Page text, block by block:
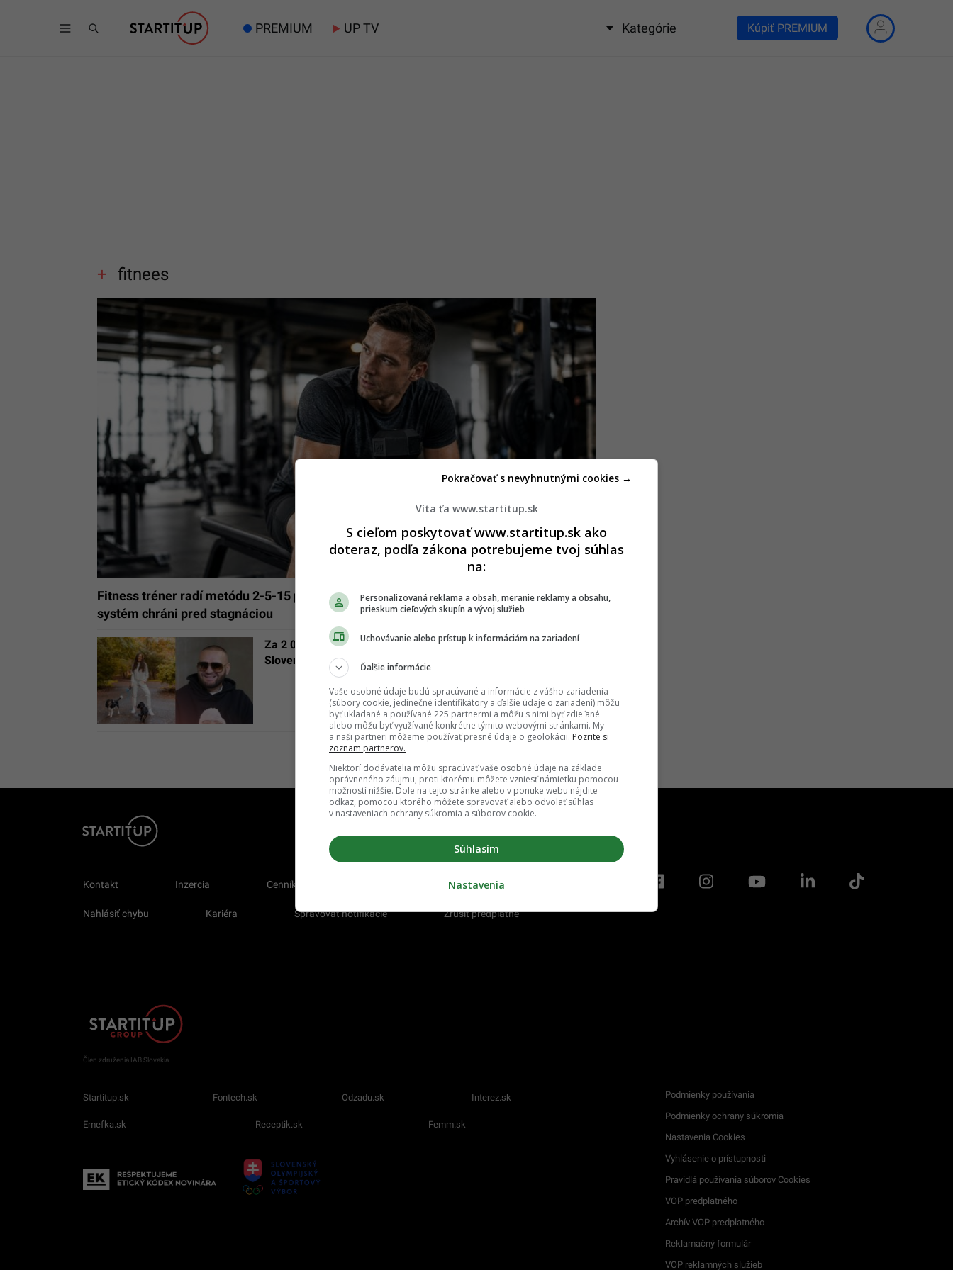
PREMIUM UP TV Kategórie Kúpiť PREMIUM
fitnees
Fitness tréner radí metódu 2-5-15 pre viac svalov a lepšiu kondíciu. Jednoduchý
systém chráni pred stagnáciou
Za 2 000 eur mesačne môžeš koordinovať influencerov.
Slovenská firma hľadá človeka na výnimočnú pracovnú pozíciu
Kontakt Inzercia Cenník Redakcia
Nahlásiť chybu Kariéra Spravovať notifikácie Zrušiť predplatné
Člen združenia IAB Slovakia
Startitup.sk Fontech.sk Odzadu.sk Interez.sk
Emefka.sk Receptik.sk Femm.sk
Podmienky používania
Podmienky ochrany súkromia
Nastavenia Cookies
Vyhlásenie o prístupnosti
Pravidlá používania súborov Cookies
VOP predplatného
Archív VOP predplatného
Reklamačný formulár
VOP reklamných služieb
Víta ťa www.startitup.sk
S cieľom poskytovať www.startitup.sk ako
doteraz, podľa zákona potrebujeme tvoj súhlas
na:
Personalizovaná reklama a obsah, meranie reklamy a obsahu,
prieskum cieľových skupín a vývoj služieb
Uchovávanie alebo prístup k informáciám na zariadení
Ďalšie informácie
Vaše osobné údaje budú spracúvané a informácie z vášho zariadenia
(súbory cookie, jedinečné identifikátory a ďalšie údaje o zariadení) môžu
byť ukladané a používané 225 partnermi a môžu s nimi byť zdieľané
alebo môžu byť využívané konkrétne týmito webovými stránkami. My
a naši partneri môžeme používať presné údaje o geolokácii. Pozrite si
zoznam partnerov.
Niektorí dodávatelia môžu spracúvať vaše osobné údaje na základe
oprávneného záujmu, proti ktorému môžete vzniesť námietku pomocou
možností nižšie. Dole na tejto stránke alebo v ponuke webu nájdite
odkaz, pomocou ktorého môžete spravovať alebo odvolať súhlas
v nastaveniach ochrany súkromia a súborov cookie.
Súhlasím
Pokračovať s nevyhnutnými cookies →
Nastavenia